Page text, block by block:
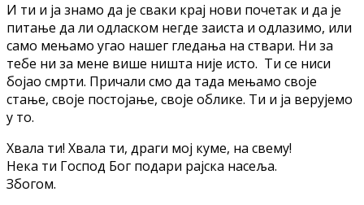
И ти и ја знамо да је сваки крај нови почетак и да је
питање да ли одласком негде заиста и одлазимо, или
само мењамо угао нашег гледања на ствари. Ни за
тебе ни за мене више ништа није исто. Ти се ниси
бојао смрти. Причали смо да тада мењамо своје
стање, своје постојање, своје облике. Ти и ја верујемо
у то.
Хвала ти! Хвала ти, драги мој куме, на свему!
Нека ти Господ Бог подари рајска насеља.
Збогом.